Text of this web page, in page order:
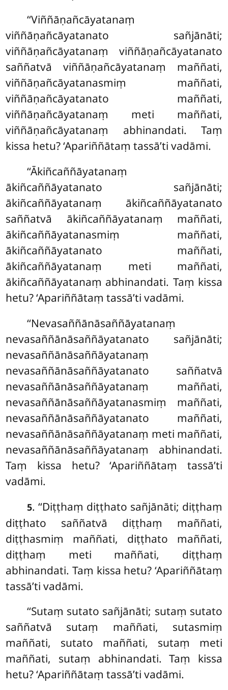
‘‘Viññāṇañcāyatanaṃ
viññāṇañcāyatanato sañjānāti;
viññāṇañcāyatanaṃ viññāṇañcāyatanato
saññatvā viññāṇañcāyatanaṃ maññati,
viññāṇañcāyatanasmiṃ maññati,
viññāṇañcāyatanato maññati,
viññāṇañcāyatanaṃ meti maññati,
viññāṇañcāyatanaṃ abhinandati. Taṃ
kissa hetu? ‘Apariññātaṃ tassā’ti vadāmi.
‘‘Ākiñcaññāyatanaṃ
ākiñcaññāyatanato sañjānāti;
ākiñcaññāyatanaṃ ākiñcaññāyatanato
saññatvā ākiñcaññāyatanaṃ maññati,
ākiñcaññāyatanasmiṃ maññati,
ākiñcaññāyatanato maññati,
ākiñcaññāyatanaṃ meti maññati,
ākiñcaññāyatanaṃ abhinandati. Taṃ kissa
hetu? ‘Apariññātaṃ tassā’ti vadāmi.
‘‘Nevasaññānāsaññāyatanaṃ
nevasaññānāsaññāyatanato sañjānāti;
nevasaññānāsaññāyatanaṃ
nevasaññānāsaññāyatanato saññatvā
nevasaññānāsaññāyatanaṃ maññati,
nevasaññānāsaññāyatanasmiṃ maññati,
nevasaññānāsaññāyatanato maññati,
nevasaññānāsaññāyatanaṃ meti maññati,
nevasaññānāsaññāyatanaṃ abhinandati.
Taṃ kissa hetu? ‘Apariññātaṃ tassā’ti
vadāmi.
5. ‘‘Diṭṭhaṃ diṭṭhato sañjānāti; diṭṭhaṃ
diṭṭhato saññatvā diṭṭhaṃ maññati,
diṭṭhasmiṃ maññati, diṭṭhato maññati,
diṭṭhaṃ meti maññati, diṭṭhaṃ
abhinandati. Taṃ kissa hetu? ‘Apariññātaṃ
tassā’ti vadāmi.
‘‘Sutaṃ sutato sañjānāti; sutaṃ sutato
saññatvā sutaṃ maññati, sutasmiṃ
maññati, sutato maññati, sutaṃ meti
maññati, sutaṃ abhinandati. Taṃ kissa
hetu? ‘Apariññātaṃ tassā’ti vadāmi.